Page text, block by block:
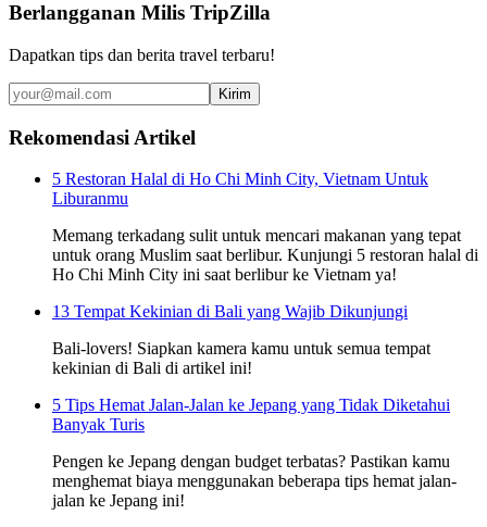
Berlangganan Milis TripZilla
Dapatkan tips dan berita travel terbaru!
Kirim
Rekomendasi Artikel
5 Restoran Halal di Ho Chi Minh City, Vietnam Untuk
Liburanmu
Memang terkadang sulit untuk mencari makanan yang tepat
untuk orang Muslim saat berlibur. Kunjungi 5 restoran halal di
Ho Chi Minh City ini saat berlibur ke Vietnam ya!
13 Tempat Kekinian di Bali yang Wajib Dikunjungi
Bali-lovers! Siapkan kamera kamu untuk semua tempat
kekinian di Bali di artikel ini!
5 Tips Hemat Jalan-Jalan ke Jepang yang Tidak Diketahui
Banyak Turis
Pengen ke Jepang dengan budget terbatas? Pastikan kamu
menghemat biaya menggunakan beberapa tips hemat jalan-
jalan ke Jepang ini!